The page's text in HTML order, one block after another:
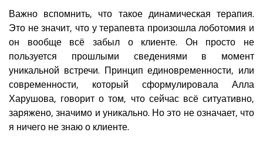
Важно вспомнить, что такое динамическая терапия.
Это не значит, что у терапевта произошла лоботомия и
он вообще всё забыл о клиенте. Он просто не
пользуется прошлыми сведениями в момент
уникальной встречи. Принцип единовременности, или
современности, который сформулировала Алла
Харушова, говорит о том, что сейчас всё ситуативно,
заряжено, значимо и уникально. Но это не означает, что
я ничего не знаю о клиенте.